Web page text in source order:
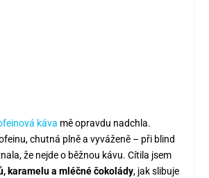
káva mě opravdu nadchla.
chutná plně a vyváženě – při blind
že nejde o běžnou kávu. Cítila jsem
karamelu a mléčné čokolády, jak slibuje